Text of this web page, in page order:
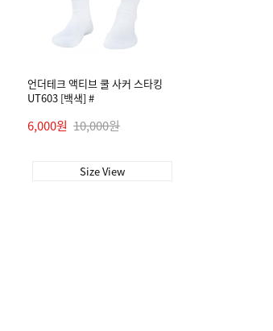
언더테크 액티브 쿨 사커 스타킹
UT603 [백색] #
6,000원 10,000원
Size View